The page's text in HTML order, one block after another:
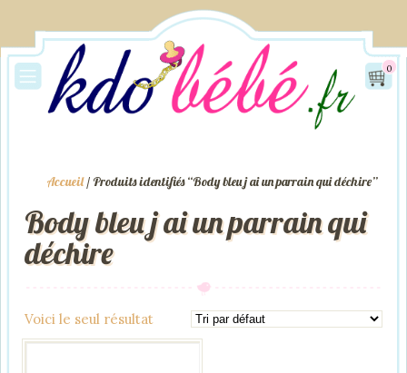
0
Accueil/ Produits identifiés “Body bleu j ai un parrain qui déchire”
Body bleu j ai un parrain qui
déchire
Voici le seul résultat